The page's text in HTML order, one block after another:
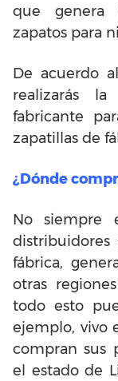
que genera
zapatos para
De acuerdo
realizarás
fabricante
zapatillas de
¿Dónde
No siempre
fábrica,
otras
todo esto
ejemplo, vivo
compran sus
el estado de